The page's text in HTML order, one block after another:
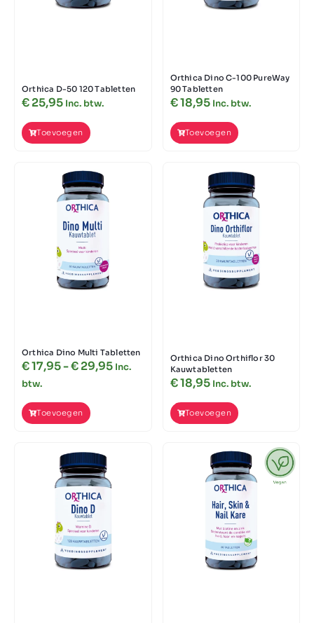
Orthica D-50 120 Tabletten
€25,95 Inc. btw.
Toevoegen
Orthica Dino C-100 PureWay
90 Tabletten
€18,95 Inc. btw.
Toevoegen
Orthica Dino Multi Tabletten
€17,95-€29,95 Inc.
btw.
Toevoegen
Orthica Dino Orthiflor 30
Kauwtabletten
€18,95 Inc. btw.
Toevoegen